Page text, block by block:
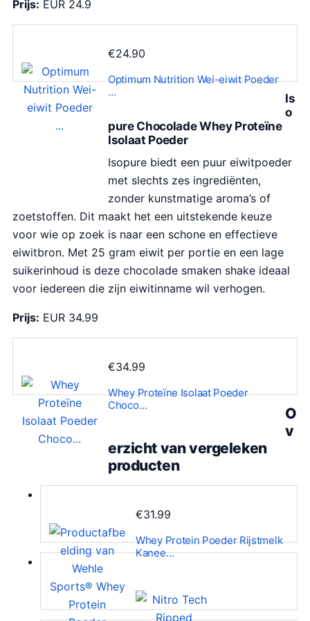
Prijs: EUR 24.9
€24.90
Optimum Nutrition Wei-eiwit Poeder
…
Is
o
pure Chocolade Whey Proteïne
Isolaat Poeder
Isopure biedt een puur eiwitpoeder
met slechts zes ingrediënten,
zonder kunstmatige aroma’s of
zoetstoffen. Dit maakt het een uitstekende keuze
voor wie op zoek is naar een schone en effectieve
eiwitbron. Met 25 gram eiwit per portie en een lage
suikerinhoud is deze chocolade smaken shake ideaal
voor iedereen die zijn eiwitinname wil verhogen.
Prijs: EUR 34.99
€34.99
Whey Proteïne Isolaat Poeder
Choco…
O
v
erzicht van vergeleken
producten
€31.99
Whey Protein Poeder Rijstmelk
Kanee…